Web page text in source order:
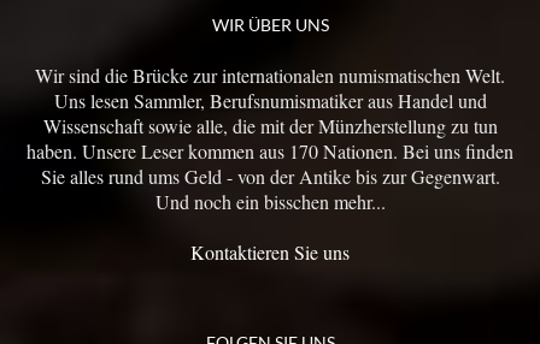
WIR ÜBER UNS
Wir sind die Brücke zur internationalen numismatischen Welt.
Uns lesen Sammler, Berufsnumismatiker aus Handel und
Wissenschaft sowie alle, die mit der Münzherstellung zu tun
haben. Unsere Leser kommen aus 170 Nationen. Bei uns finden
Sie alles rund ums Geld - von der Antike bis zur Gegenwart.
Und noch ein bisschen mehr...
Kontaktieren Sie uns